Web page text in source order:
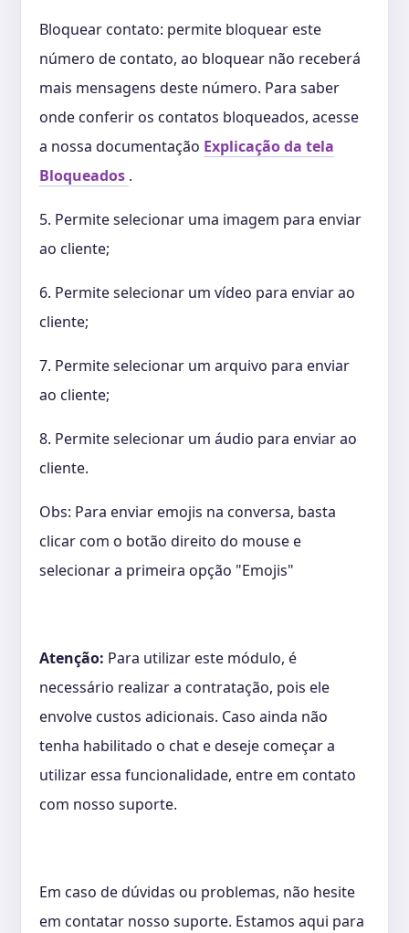
Bloquear contato: permite bloquear este
número de contato, ao bloquear não receberá
mais mensagens deste número. Para saber
onde conferir os contatos bloqueados, acesse
a nossa documentação Explicação da tela
Bloqueados .
5. Permite selecionar uma imagem para enviar
ao cliente;
6. Permite selecionar um vídeo para enviar ao
cliente;
7. Permite selecionar um arquivo para enviar
ao cliente;
8. Permite selecionar um áudio para enviar ao
cliente.
Obs: Para enviar emojis na conversa, basta
clicar com o botão direito do mouse e
selecionar a primeira opção "Emojis"
Atenção: Para utilizar este módulo, é
necessário realizar a contratação, pois ele
envolve custos adicionais. Caso ainda não
tenha habilitado o chat e deseje começar a
utilizar essa funcionalidade, entre em contato
com nosso suporte.
Em caso de dúvidas ou problemas, não hesite
em contatar nosso suporte. Estamos aqui para